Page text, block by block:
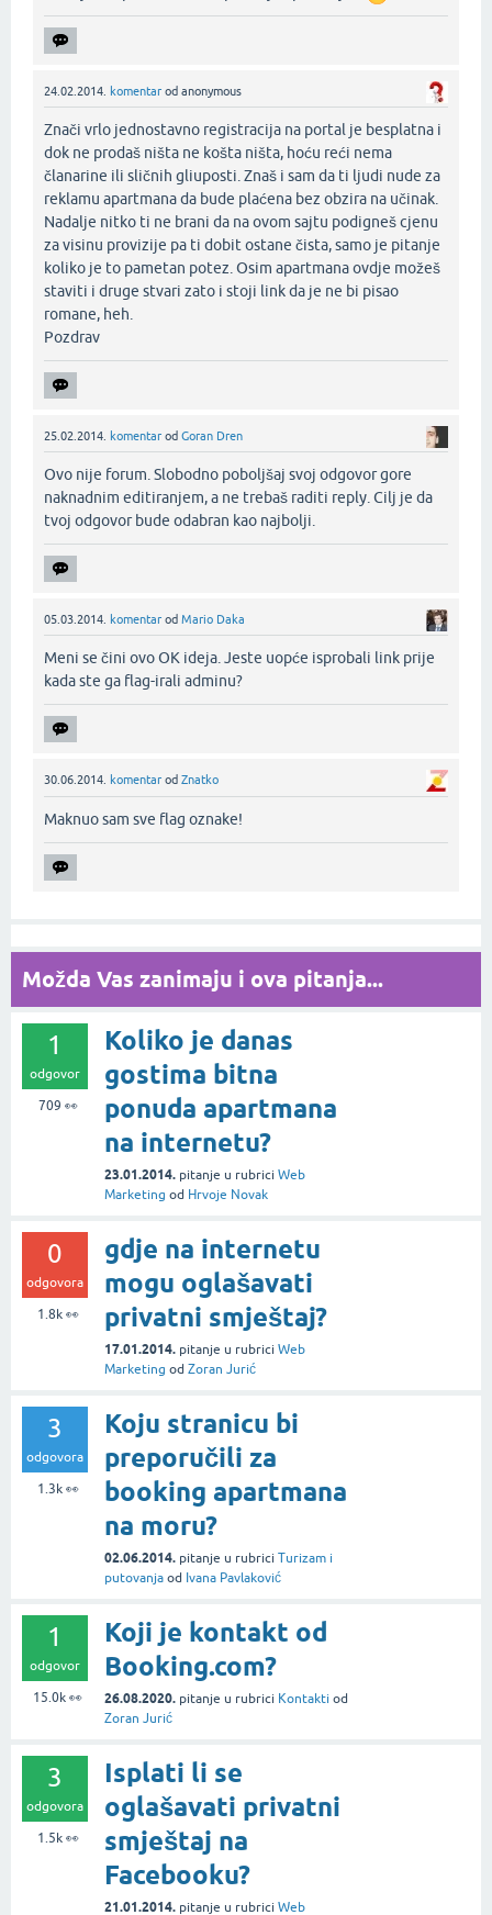
24.02.2014. komentar od anonymous
Znači vrlo jednostavno registracija na portal je besplatna i
dok ne prodaš ništa ne košta ništa, hoću reći nema
članarine ili sličnih gliuposti. Znaš i sam da ti ljudi nude za
reklamu apartmana da bude plaćena bez obzira na učinak.
Nadalje nitko ti ne brani da na ovom sajtu podigneš cjenu
za visinu provizije pa ti dobit ostane čista, samo je pitanje
koliko je to pametan potez. Osim apartmana ovdje možeš
staviti i druge stvari zato i stoji link da je ne bi pisao
romane, heh.
Pozdrav‌
25.02.2014. komentar od Goran Dren
Ovo nije forum. Slobodno poboljšaj svoj odgovor gore
naknadnim editiranjem, a ne trebaš raditi reply. Cilj je da
tvoj odgovor bude odabran kao najbolji.‌
05.03.2014. komentar od Mario Daka
Meni se čini ovo OK ideja. Jeste uopće isprobali link prije
kada ste ga flag-irali adminu?‌
30.06.2014. komentar od Znatko
Maknuo sam sve flag oznake!‌
Možda Vas zanimaju i ova pitanja...
1
odgovor
709 👀
Koliko je danas
gostima bitna
ponuda apartmana
na internetu?
23.01.2014. pitanje u rubrici Web
Marketing od Hrvoje Novak
0
odgovora
1.8k👀
gdje na internetu
mogu oglašavati
privatni smještaj?
17.01.2014. pitanje u rubrici Web
Marketing od Zoran Jurić
3
odgovora
1.3k👀
Koju stranicu bi
preporučili za
booking apartmana
na moru?
02.06.2014. pitanje u rubrici Turizam i
putovanja od Ivana Pavlaković
1
odgovor
15.0k 👀
Koji je kontakt od
Booking.com?
26.08.2020. pitanje u rubrici Kontakti od
Zoran Jurić
3
odgovora
1.5k👀
Isplati li se
oglašavati privatni
smještaj na
Facebooku?
21.01.2014. pitanje u rubrici Web